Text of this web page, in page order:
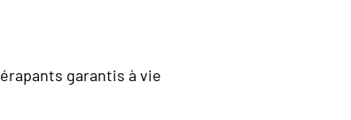
garantis à vie